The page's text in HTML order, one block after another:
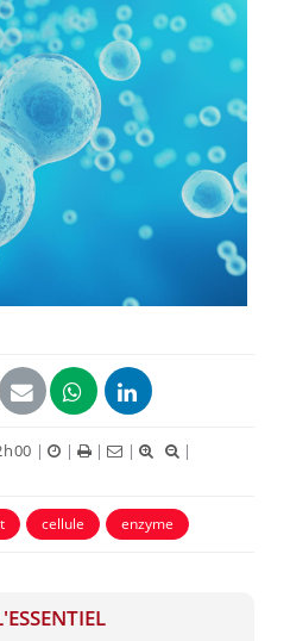
| | | |
|
cellule enzyme